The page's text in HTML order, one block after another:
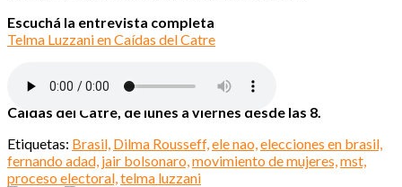
Escuchá la entrevista completa
Telma Luzzani en Caídas del Catre
Caídas del Catre, de lunes a viernes desde las 8.
Etiquetas: Brasil, Dilma Rousseff, ele nao, elecciones en brasil,
fernando adad, jair bolsonaro, movimiento de mujeres, mst,
proceso electoral, telma luzzani